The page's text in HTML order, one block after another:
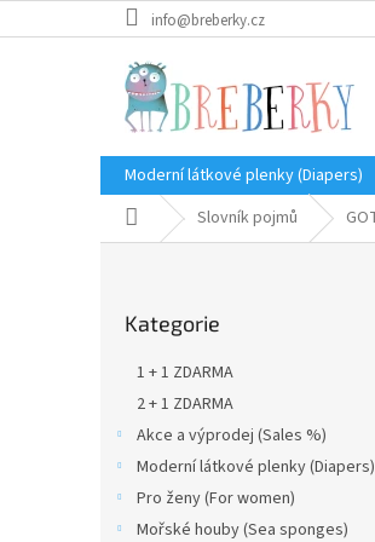
na
info@breberky.cz
Moderní látkové plenky (Diapers)
Domů Slovník pojmů
kategorie
Kategorie
1 + 1 ZDARMA
2 + 1 ZDARMA
Akce a výprodej (Sales %)
Moderní látkové plenky (Diapers)
Pro ženy (For women)
Mořské houby (Sea sponges)